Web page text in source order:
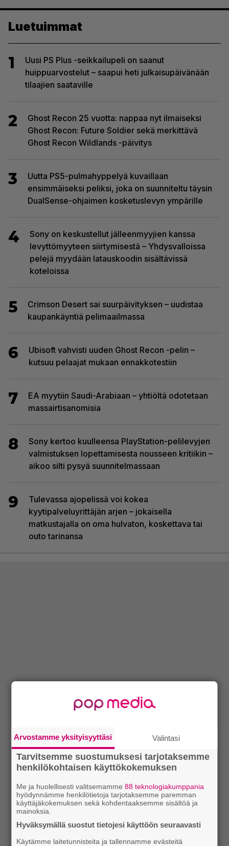
Luetuimmat
1
Uusi PS Plus -seikkailupeli on saanut
huippuarvostelut – saapui heti julkaisupäivänään
tilaajien saataville
2
Ghost Recon 25 vuotta: nappaa nyt ilmaiseksi
Ghost Recon: Future Soldier sekä merkittävä
Ghost Recon Wildlands -päivitys
3
Uutta PS5-pulmahyppelyä kuvaillaan
ensimmäiseksi peliksi, joka on suunniteltu täysin
DualSense-ohjaimen kosketuslevyn ympärille
4
Sony on keskustellut jälleenmyyjien kanssa
levyttömyyteen siirtymisestä – Yhdysvalloissa
pelejä myydään latauskoodin sisältävissä
koteloissa
5
Crimson Desert sai suurpäivityksen – uudistaa
kaupankäyntiä pelimaailmassa
6
Ubisoft vahvisti uuden Ghost Recon -pelin –
kutsuu pelaajat mukaan ennakkotestiin
7
EA myytiin Saudi-Arabiaan – yhtiöltä odotetaan
massairtisanomisia
8
Sony kertoo kuulleensa PlayStation-pelilevyjen
valmistuksen lopettamisesta nousseen kritiikin –
aikoo silti pysyä suunnitelmassaan
9
Tulevassa ajopelissä voi kokea
kyytipalveluyrittäjän arjen – jokaisella
matkustajalla on oma hulvaton, koskettava tai
outo tarinansa
Arvostamme yksityisyyttäsi Valintasi
Tarvitsemme suostumuksesi tarjotaksemme
henkilökohtaisen käyttökokemuksen
Me ja huolellisesti valitsemamme88 teknologiakumppania
hyödynnämme henkilötietoja tarjotaksemme paremman
käyttäjäkokemuksen sekä kohdentaaksemme sisältöä ja
mainoksia.
Hyväksymällä suostut tietojesi käyttöön seuraavasti
Käytämme laitetunnisteita ja tallennamme evästeitä